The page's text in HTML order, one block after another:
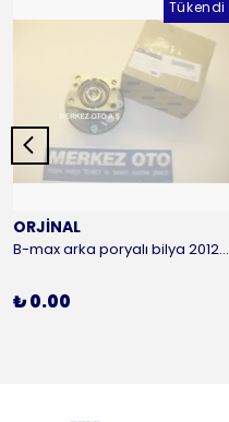
Tükendi
ORJİNAL
B-max arka poryalı bilya 2012-2016 ORJİNAL
₺ 0.00